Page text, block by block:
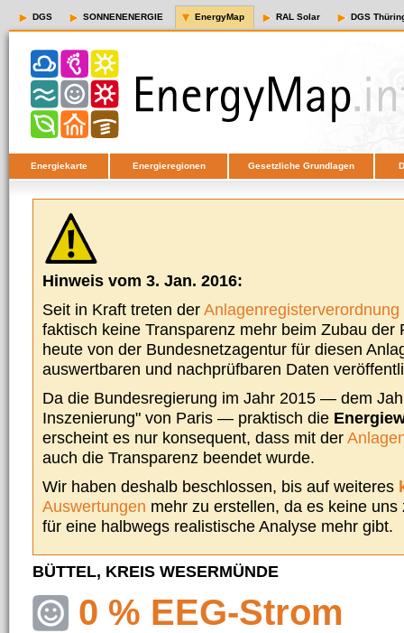
DGS SONNENENERGIE EnergyMap RAL Solar DGS
Energiekarte Energieregionen Gesetzliche Grundlagen
Hinweis vom 3. Jan. 2016:
Seit in Kraft treten derAnlagenregisterverordnung
faktisch keine Transparenz mehr beim Zubau der
heute von der Bundesnetzagentur für diesen
auswertbaren und nachprüfbaren Daten
Da die Bundesregierung im Jahr 2015 — dem
Inszenierung" von Paris — praktisch die
erscheint es nur konsequent, dass mit der
auch die Transparenz beendet wurde.
Wir haben deshalb beschlossen, bis auf weiteres
Auswertungen mehr zu erstellen, da es keine
für eine halbwegs realistische Analyse mehr gibt.
BÜTTEL, KREIS WESERMÜNDE
0 % EEG-Strom